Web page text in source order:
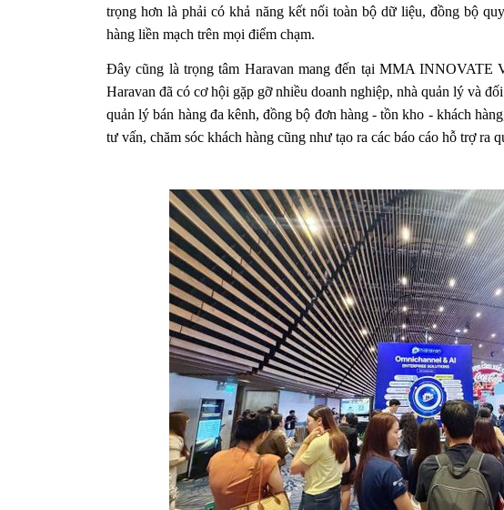
trọng hơn là phải có khả năng kết nối toàn bộ dữ liệu, đồng bộ
hàng liền mạch trên mọi điểm chạm.
Đây cũng là trọng tâm Haravan mang đến tại MMA INNOVATE
Haravan đã có cơ hội gặp gỡ nhiều doanh nghiệp, nhà quản lý và
quản lý bán hàng đa kênh, đồng bộ đơn hàng - tồn kho - khách
tư vấn, chăm sóc khách hàng cũng như tạo ra các báo cáo hỗ trợ ra